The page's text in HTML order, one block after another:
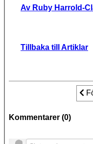
Av Ruby Harrold-
Tillbaka till Artiklar
Kommentarer (0)